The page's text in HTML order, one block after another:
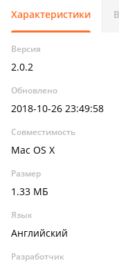
Характеристики
Версия
2.0.2
Обновлено
2018-10-26 23:49:58
Совместимость
Mac OS X
Размер
1.33 МБ
Язык
Английский
Разработчик